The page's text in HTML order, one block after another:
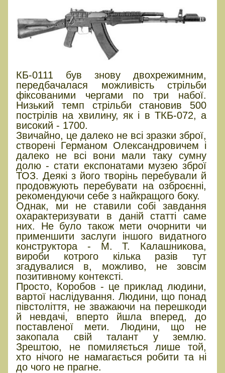
КБ-0111 був знову двохрежимним,
передбачалася можливість стрільби
фіксованими чергами по три набої.
Низький темп стрільби становив 500
пострілів на хвилину, як і в ТКБ-072, а
високий - 1700.
Звичайно, це далеко не всі зразки зброї,
створені Германом Олександровичем і
далеко не всі вони мали таку сумну
долю - стати експонатами музею зброї
ТОЗ. Деякі з його творінь перебували й
продовжують перебувати на озброєнні,
рекомендуючи себе з найкращого боку.
Однак, ми не ставили собі завдання
охарактеризувати в даній статті саме
них. Не було також мети очорнити чи
применшити заслуги іншого видатного
конструктора - М. Т. Калашникова,
вироби котрого кілька разів тут
згадувалися в, можливо, не зовсім
позитивному контексті.
Просто, Коробов - це приклад людини,
вартої наслідування. Людини, що понад
півстоліття, не зважаючи на перешкоди
й невдачі, вперто йшла вперед, до
поставленої мети. Людини, що не
закопала свій талант у землю.
Зрештою, не помиляється лише той,
хто нічого не намагається робити та ні
до чого не прагне.